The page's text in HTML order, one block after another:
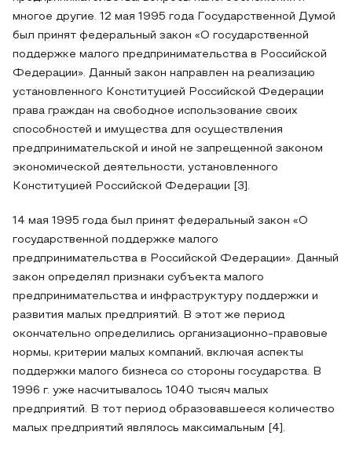
многое другие. 12 мая 1995 года Государственной Думой
был принят федеральный закон «О государственной
поддержке малого предпринимательства в Российской
Федерации». Данный закон направлен на реализацию
установленного Конституцией Российской Федерации
права граждан на свободное использование своих
способностей и имущества для осуществления
предпринимательской и иной не запрещенной законом
экономической деятельности, установленного
Конституцией Российской Федерации [3].
14 мая 1995 года был принят федеральный закон «О
государственной поддержке малого
предпринимательства в Российской Федерации». Данный
закон определял признаки субъекта малого
предпринимательства и инфраструктуру поддержки и
развития малых предприятий. В этот же период
окончательно определились организационно-правовые
нормы, критерии малых компаний, включая аспекты
поддержки малого бизнеса со стороны государства. В
1996 г. уже насчитывалось 1040 тысяч малых
предприятий. В тот период образовавшееся количество
малых предприятий являлось максимальным [4].